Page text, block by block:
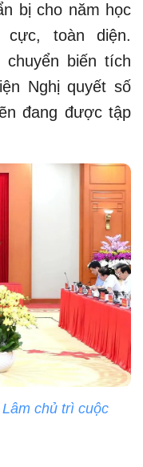
bị cho năm học
toàn diện.
biến tích
Nghị quyết số
đang được tập
chủ trì cuộc